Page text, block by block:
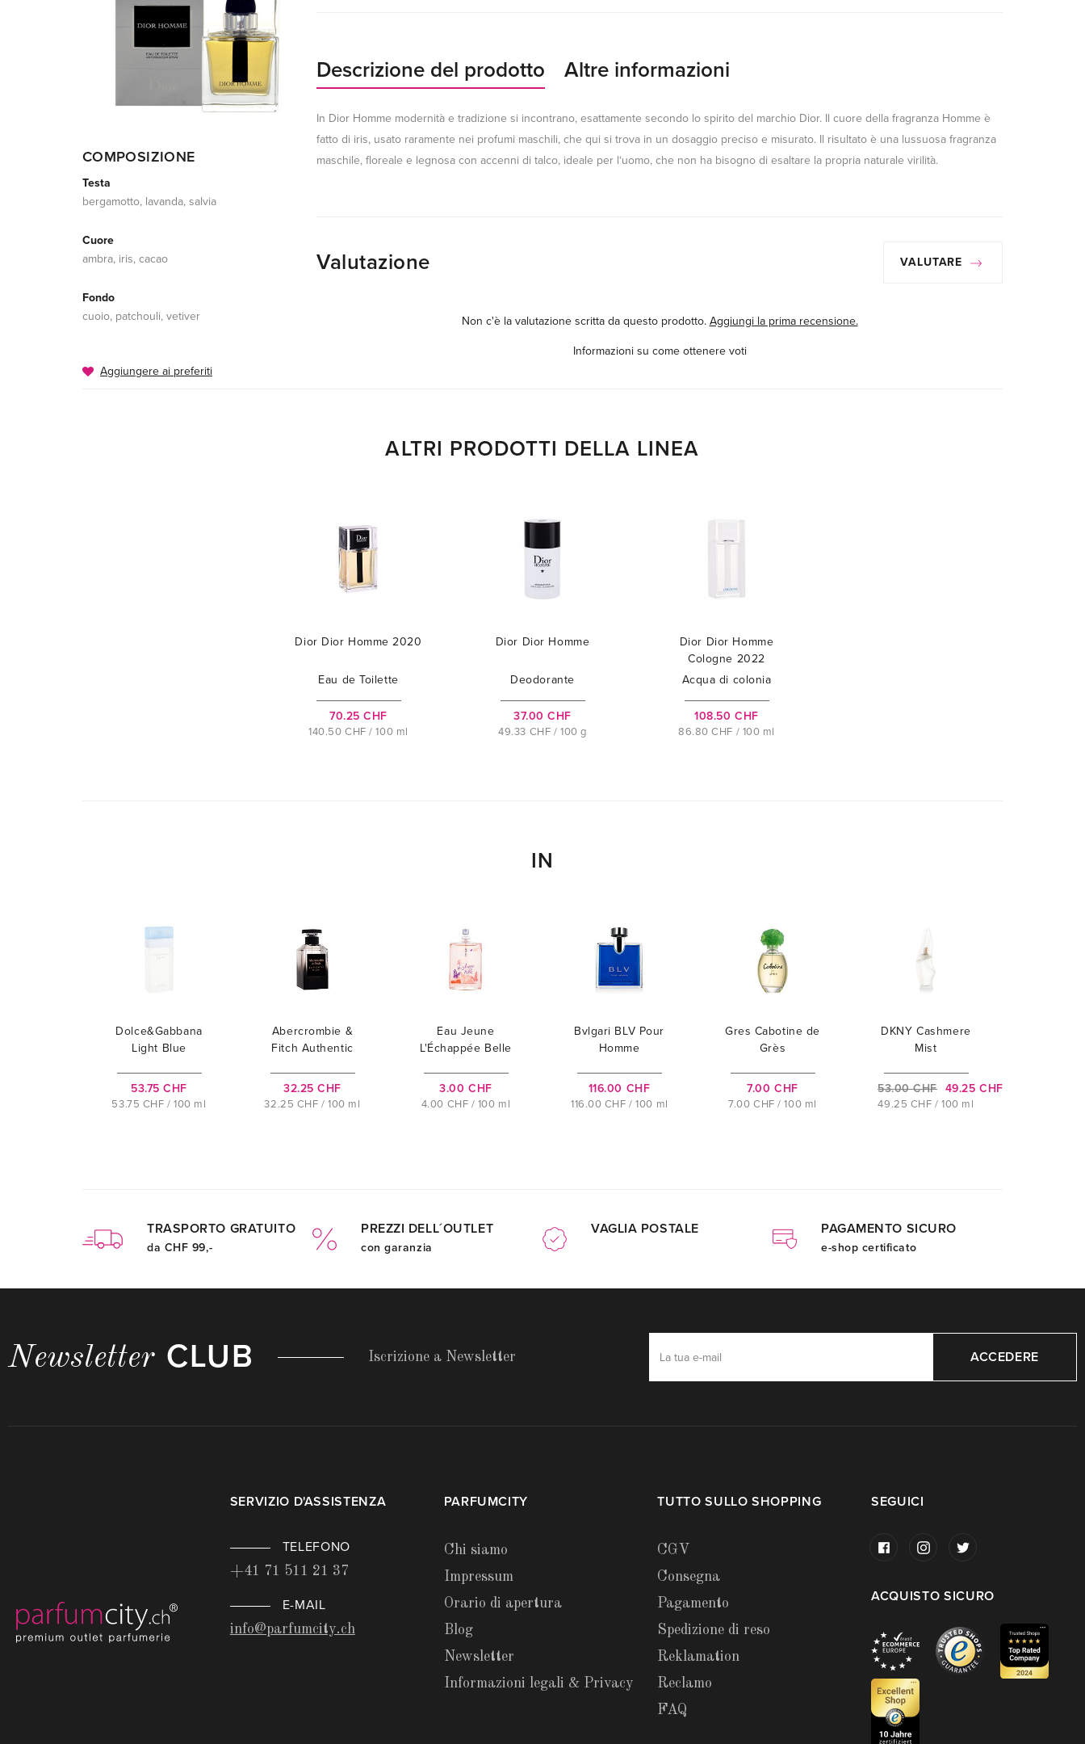
COMPOSIZIONE
Testa
bergamotto, lavanda, salvia
Cuore
ambra, iris, cacao
Fondo
cuoio, patchouli, vetiver
Aggiungere ai preferiti
Descrizione del prodotto Altre informazioni
In Dior Homme modernità e tradizione si incontrano, esattamente secondo lo spirito del marchio Dior. Il cuore della fragranza Homme è
fatto di iris, usato raramente nei profumi maschili, che qui si trova in un dosaggio preciso e misurato. Il risultato è una lussuosa fragranza
maschile, floreale e legnosa con accenni di talco, ideale per l‘uomo, che non ha bisogno di esaltare la propria naturale virilità.
Valutazione VALUTARE
Non c'è la valutazione scritta da questo prodotto. Aggiungi la prima recensione.
Informazioni su come ottenere voti
ALTRI PRODOTTI DELLA LINEA
Dior Dior Homme 2020
Eau de Toilette
70.25 CHF
140.50 CHF / 100 ml
Dior Dior Homme
Deodorante
37.00 CHF
49.33 CHF / 100 g
Dior Dior Homme
Cologne 2022
Acqua di colonia
108.50 CHF
86.80 CHF / 100 ml
IN
Dolce&Gabbana
Light Blue
53.75 CHF
53.75 CHF / 100 ml
Abercrombie &
Fitch Authentic
32.25 CHF
32.25 CHF / 100 ml
Eau Jeune
L'Échappée Belle
3.00 CHF
4.00 CHF / 100 ml
Bvlgari BLV Pour
Homme
116.00 CHF
116.00 CHF / 100 ml
Gres Cabotine de
Grès
7.00 CHF
7.00 CHF / 100 ml
DKNY Cashmere
Mist
53.00 CHF 49.25 CHF
49.25 CHF / 100 ml
TRASPORTO GRATUITO
da CHF 99,-
PREZZI DELL´OUTLET
con garanzia
VAGLIA POSTALE PAGAMENTO SICURO
e-shop certificato
Newsletter CLUB Iscrizione a Newsletter ACCEDERE
SERVIZIO D'ASSISTENZA
TELEFONO
+41 71 511 21 37
E-MAIL
info@parfumcity.ch
PARFUMCITY
Chi siamo
Impressum
Orario di apertura
Blog
Newsletter
Informazioni legali & Privacy
TUTTO SULLO SHOPPING
CGV
Consegna
Pagamento
Spedizione di reso
Reklamation
Reclamo
FAQ
SEGUICI
ACQUISTO SICURO